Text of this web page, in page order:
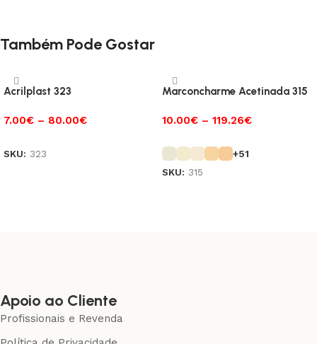
Também Pode Gostar
Acrilplast 323
7.00€ – 80.00€
SKU: 323
Marconcharme Acetinada 315
10.00€ – 119.26€
+51
SKU: 315
Apoio ao Cliente
Profissionais e Revenda